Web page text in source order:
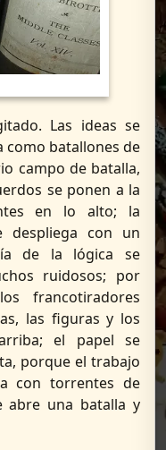
Las ideas se
como batallones de
campo de batalla,
se ponen a la
en lo alto; la
despliega con un
de la lógica se
ruidosos; por
francotiradores
las figuras y los
el papel se
porque el trabajo
con torrentes de
abre una batalla y